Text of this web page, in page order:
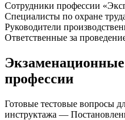
Сотрудники профессии
Специалисты по охране
Руководители
Ответственные за
профессии
Готовые тестовые вопросы
инструктажа —